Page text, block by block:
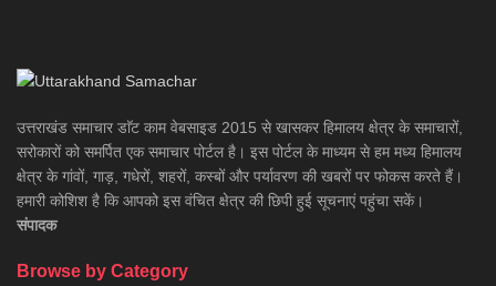
उत्तराखंड समाचार डाॅट काम वेबसाइड 2015 से खासकर हिमालय क्षेत्र के समाचारों,
सरोकारों को समर्पित एक समाचार पोर्टल है। इस पोर्टल के माध्यम से हम मध्य हिमालय
क्षेत्र के गांवों, गाड़, गधेरों, शहरों, कस्बों और पर्यावरण की खबरों पर फोकस करते हैं।
हमारी कोशिश है कि आपको इस वंचित क्षेत्र की छिपी हुई सूचनाएं पहुंचा सकें।
संपादक
Browse by Category